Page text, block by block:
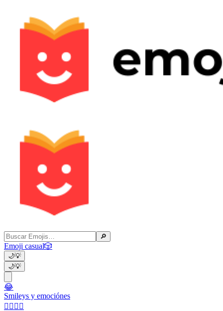
🔎
Emoji casual🎲
🌙💡
🌙💡
😂
Smileys y emociónes
👩‍❤️‍💋‍👨